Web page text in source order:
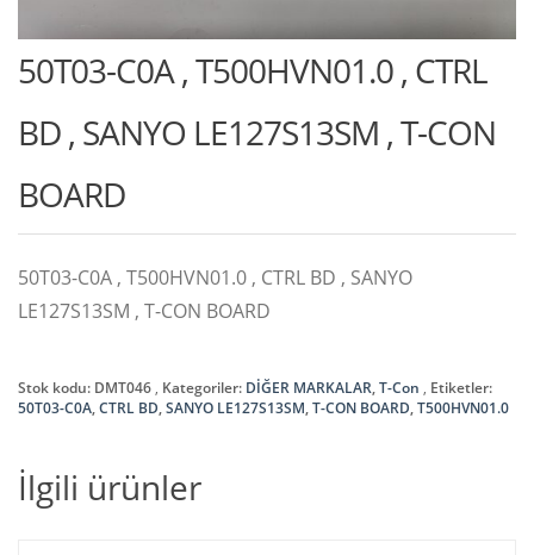
50T03-C0A , T500HVN01.0 , CTRL
BD , SANYO LE127S13SM , T-CON
BOARD
50T03-C0A , T500HVN01.0 , CTRL BD , SANYO
LE127S13SM , T-CON BOARD
Stok kodu: DMT046 Kategoriler: DİĞER MARKALAR,T-Con
Etiketler:
50T03-C0A,CTRL BD,SANYO LE127S13SM,T-CON BOARD,T500HVN01.0
İlgili ürünler